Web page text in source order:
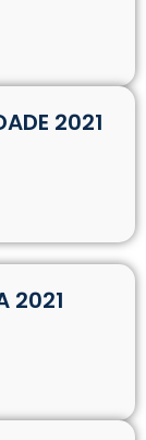
2021
2021